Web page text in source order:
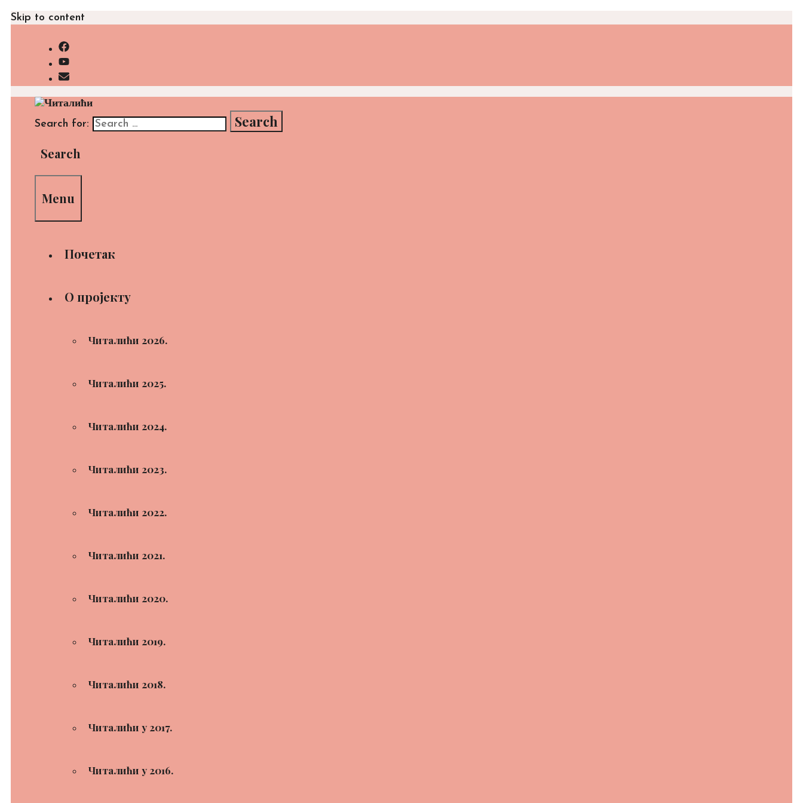
Skip to content
Search for:
Search
Menu
Почетак
О пројекту
Читалићи 2026.
Читалићи 2025.
Читалићи 2024.
Читалићи 2023.
Читалићи 2022.
Читалићи 2021.
Читалићи 2020.
Читалићи 2019.
Читалићи 2018.
Читалићи у 2017.
Читалићи у 2016.